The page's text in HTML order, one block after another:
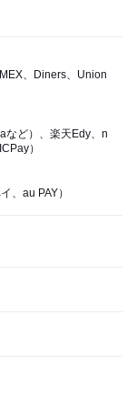
、Diners、Union
など）、楽天Edy、n
）
、au PAY）